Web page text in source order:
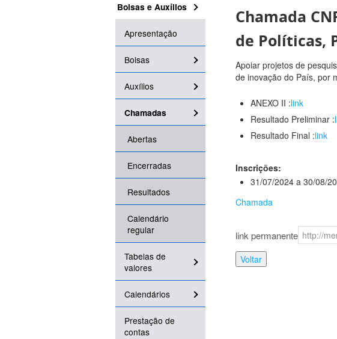
Bolsas e Auxílios
Apresentação
Bolsas
Auxílios
Chamadas
Abertas
Encerradas
Resultados
Calendário
regular
Tabelas de
valores
Calendários
Prestação de
contas
Chamada
de Políticas,
Apoiar projetos de
de inovação do País, por
ANEXO II :link
Resultado Preliminar :
Resultado Final :link
Inscrições:
31/07/2024 a 30/08/
Chamada
link permanente
Voltar